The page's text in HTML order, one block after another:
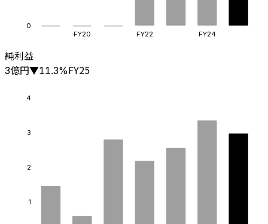
0
FY20 FY22 FY24
純利益
3億円▼11.3%FY25
1
2
3
4